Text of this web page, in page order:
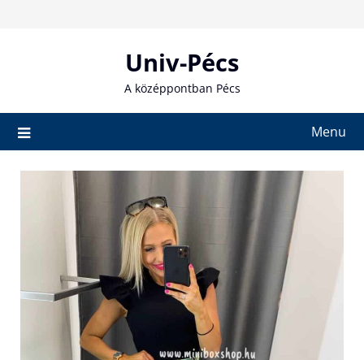
Univ-Pécs
A középpontban Pécs
Menu